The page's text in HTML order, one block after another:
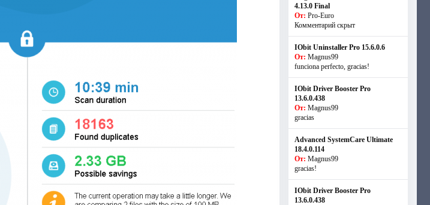
4.13.0 Final
От: Pro-Euro
Комментарий скрыт
IObit Uninstaller Pro 15.6.0.6
От: Magnus99
funciona perfecto, gracias!
IObit Driver Booster Pro
13.6.0.438
От: Magnus99
gracias
Advanced SystemCare Ultimate
18.4.0.114
От: Magnus99
gracias!
IObit Driver Booster Pro
13.6.0.438